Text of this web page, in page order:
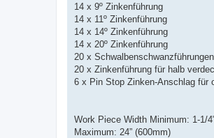
14 x 9º Zinkenführung
14 x 11º Zinkenführung
14 x 14º Zinkenführung
14 x 20º Zinkenführung
20 x Schwalbenschwanzführungen
20 x Zinkenführung für halb
6 x Pin Stop Zinken-Anschlag für
Work Piece Width Minimum: 1-1/
Maximum: 24” (600mm)